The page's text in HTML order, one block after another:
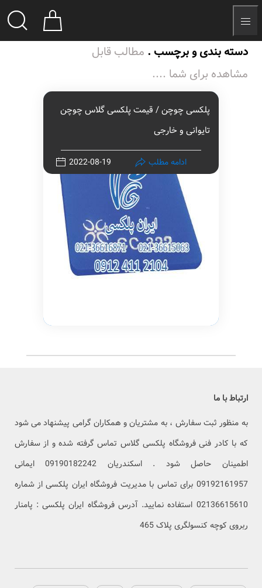
دسته بندی و برچسب . مطالب قابل
مشاهده برای شما ....
پلکسی چوچن / قیمت پلکسی گلاس چوچن
تایوانی و خارجی
2022-08-19 ادامه مطلب
ارتباط با ما
به منظور ثبت سفارش ، به مشتریان و همکاران گرامی پیشنهاد می شود
که با کادر فنی فروشگاه پلکسی گلاس تماس گرفته شده و از سفارش
اطمینان حاصل شود . اسکندریان 09190182242 ایمانی
09192161957 برای تماس با مدیریت فروشگاه ایران پلکسی از شماره
02136615610 استفاده نمایید. آدرس فروشگاه ایران پلکسی : پامنار
ربروی کوچه کنسولگری پلاک 465